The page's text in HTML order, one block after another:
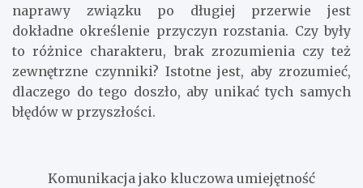
naprawy związku po długiej przerwie jest
dokładne określenie przyczyn rozstania. Czy były
to różnice charakteru, brak zrozumienia czy też
zewnętrzne czynniki? Istotne jest, aby zrozumieć,
dlaczego do tego doszło, aby unikać tych samych
błędów w przyszłości.
Komunikacja jako kluczowa umiejętność